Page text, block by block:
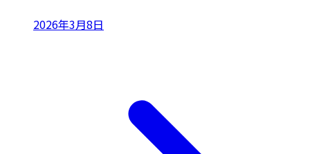
2026年3月8日